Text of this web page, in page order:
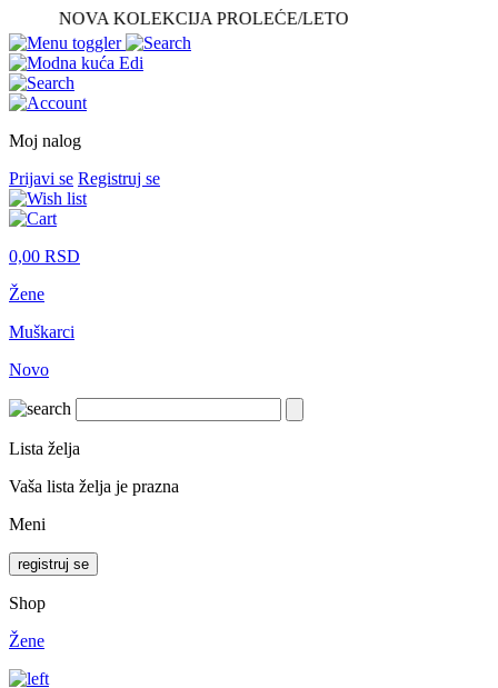
NOVA KOLEKCIJA PROLEĆE/LETO
Moj nalog
Prijavi se Registruj se
0,00 RSD
Žene
Muškarci
Novo
Lista želja
Vaša lista želja je prazna
Meni
registruj se
Shop
Žene